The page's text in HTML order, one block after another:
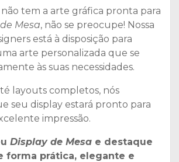
não tem a arte gráfica pronta para
Mesa, não se preocupe! Nossa
está à disposição para
arte personalizada que se
às suas necessidades.
layouts completos, nós
seu display estará pronto para
impressão.
Display de Mesa e destaque
forma prática, elegante e